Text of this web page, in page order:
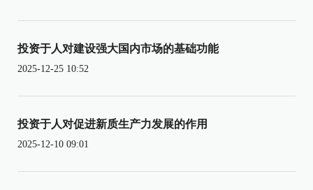
投资于人对建设强大国内市场的基础功能
2025-12-25 10:52
投资于人对促进新质生产力发展的作用
2025-12-10 09:01